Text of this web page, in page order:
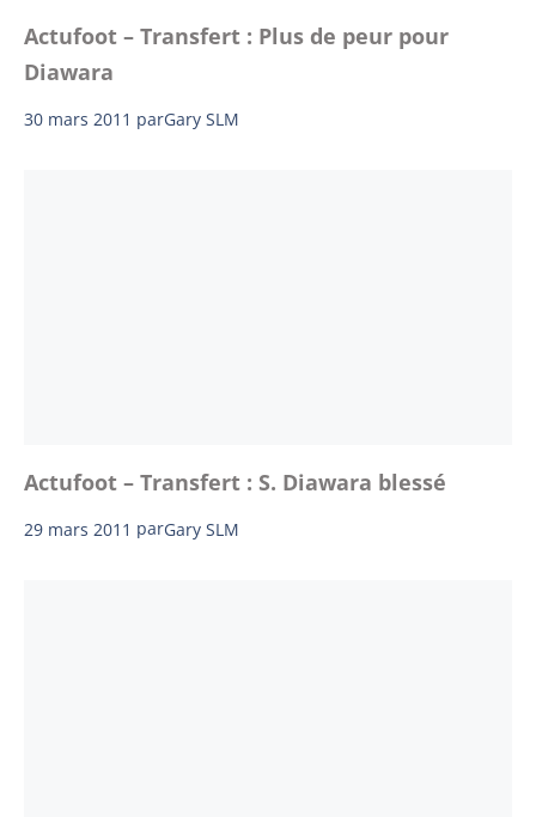
Actufoot – Transfert : Plus de peur pour
Diawara
30 mars 2011 parGary SLM
Actufoot – Transfert : S. Diawara blessé
29 mars 2011 parGary SLM